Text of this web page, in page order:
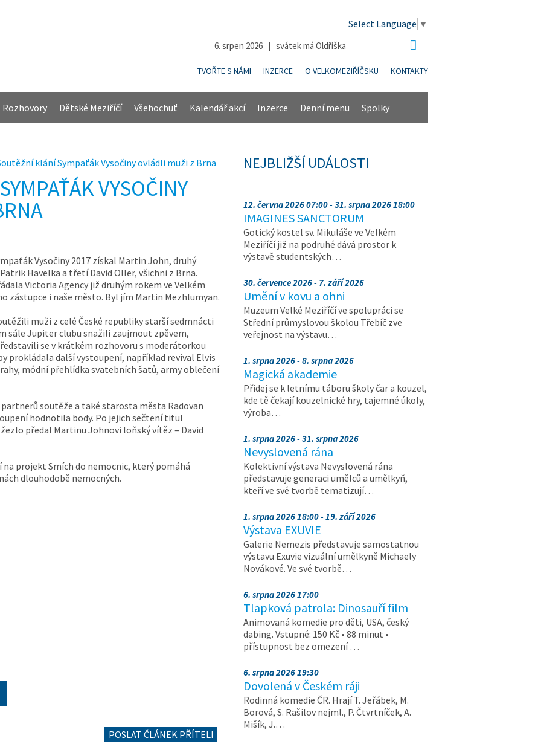
Select Language ▼
6. srpen 2026 | svátek má Oldřiška
TVOŘTE S NÁMI INZERCE O VELKOMEZIŘÍČSKU KONTAKTY
Rozhovory Dětské Meziříčí Všehochuť Kalendář akcí Inzerce Denní menu Spolky
klání Sympaťák Vysočiny ovládli muži z Brna
VYSOČINY
Vysočiny 2017 získal Martin John, druhý
Havelka a třetí David Oller, všichni z Brna.
Victoria Agency již druhým rokem ve Velkém
zástupce i naše město. Byl jím Martin Mezhlumyan.
muži z celé České republiky starší sedmnácti
sále Jupiter clubu snažili zaujmout zpěvem,
se v krátkém rozhovoru s moderátorkou
prokládala další vystoupení, například revival Elvis
módní přehlídka svatebních šatů, army oblečení
soutěže a také starosta města Radovan
hodnotila body. Po jejich sečtení titul
žezlo předal Martinu Johnovi loňský vítěz – David
na projekt Smích do nemocnic, který pomáhá
dlouhodobě nemocných.
POSLAT ČLÁNEK PŘÍTELI
NEJBLIŽŠÍ UDÁLOSTI
12. června 2026 07:00 - 31. srpna 2026 18:00
IMAGINES SANCTORUM
Gotický kostel sv. Mikuláše ve Velkém
Meziříčí již na podruhé dává prostor k
výstavě studentských…
30. července 2026 - 7. září 2026
Umění v kovu a ohni
Muzeum Velké Meziříčí ve spolupráci se
Střední průmyslovou školou Třebíč zve
veřejnost na výstavu…
1. srpna 2026 - 8. srpna 2026
Magická akademie
Přidej se k letnímu táboru školy čar a kouzel,
kde tě čekají kouzelnické hry, tajemné úkoly,
výroba…
1. srpna 2026 - 31. srpna 2026
Nevyslovená rána
Kolektivní výstava Nevyslovená rána
představuje generaci umělců a umělkyň,
kteří ve své tvorbě tematizují…
1. srpna 2026 18:00 - 19. září 2026
Výstava EXUVIE
Galerie Nemezis představuje samostatnou
výstavu Exuvie vizuální umělkyně Michaely
Novákové. Ve své tvorbě…
6. srpna 2026 17:00
Tlapková patrola: Dinosauří film
Animovaná komedie pro děti, USA, český
dabing. Vstupné: 150 Kč • 88 minut •
přístupnost bez omezení …
6. srpna 2026 19:30
Dovolená v Českém ráji
Rodinná komedie ČR. Hrají T. Jeřábek, M.
Borová, S. Rašilov nejml., P. Čtvrtníček, A.
Mišík, J.…